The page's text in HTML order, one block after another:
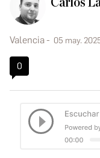
Valencia 05 may.
0